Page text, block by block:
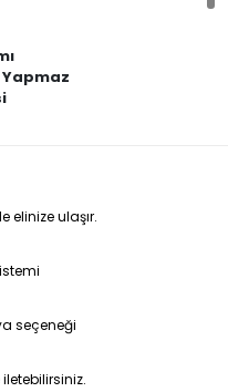
Yapmaz
sunulur.
için eSUN PETG
elinize ulaşır.
seçeneği